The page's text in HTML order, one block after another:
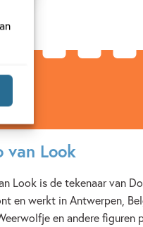
van Look
Look is de tekenaar van
en werkt in Antwerpen,
en andere figuren